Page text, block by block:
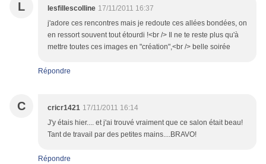
L lesfillescolline 17/11/2011 16:37
j'adore ces rencontres mais je redoute ces allées bondées, on
en ressort souvent tout étourdi !<br /> Il ne te reste plus qu'à
mettre toutes ces images en "création",<br /> belle soirée
Répondre
C cricr1421 17/11/2011 16:14
J'y étais hier.... et j'ai trouvé vraiment que ce salon était beau!
Tant de travail par des petites mains....BRAVO!
Répondre